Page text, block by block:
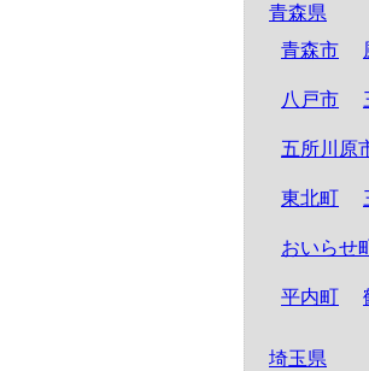
青森県
青森市
八戸市
五所川原
東北町
おいらせ
平内町
埼玉県